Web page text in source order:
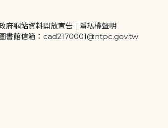
府網站資料開放宣告 | 隱私權聲明
書館信箱：cad2170001@ntpc.gov.tw